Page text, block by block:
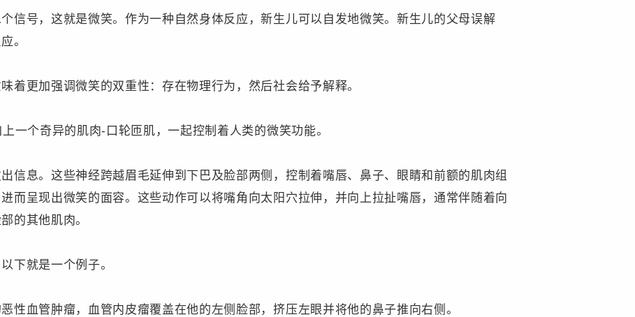
信号，这就是微笑。作为一种自然身体反应，新生儿可以自发地微笑。新生儿的父母误解
。
着更加强调微笑的双重性：存在物理行为，然后社会给予解释。
一个奇异的肌肉-口轮匝肌，一起控制着人类的微笑功能。
信息。这些神经跨越眉毛延伸到下巴及脸部两侧，控制着嘴唇、鼻子、眼睛和前额的肌肉组
而呈现出微笑的面容。这些动作可以将嘴角向太阳穴拉伸，并向上拉扯嘴唇，通常伴随着向
的其他肌肉。
下就是一个例子。
性血管肿瘤，血管内皮瘤覆盖在他的左侧脸部，挤压左眼并将他的鼻子推向右侧。